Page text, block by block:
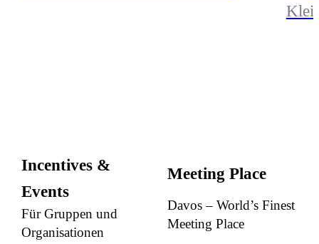
Incentives &
Events
Für Gruppen und
Organisationen
Meeting Place
Davos – World’s Finest
Meeting Place